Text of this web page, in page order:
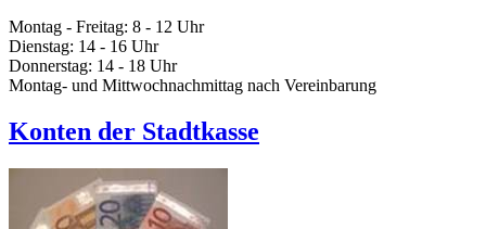
Montag - Freitag: 8 - 12 Uhr
Dienstag: 14 - 16 Uhr
Donnerstag: 14 - 18 Uhr
Montag- und Mittwochnachmittag nach Vereinbarung
Konten der Stadtkasse